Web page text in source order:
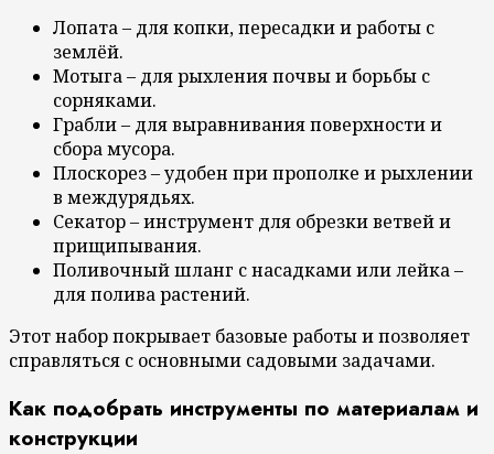
Лопата – для копки, пересадки и работы с
землёй.
Мотыга – для рыхления почвы и борьбы с
сорняками.
Грабли – для выравнивания поверхности и
сбора мусора.
Плоскорез – удобен при прополке и рыхлении
в междурядьях.
Секатор – инструмент для обрезки ветвей и
прищипывания.
Поливочный шланг с насадками или лейка –
для полива растений.
Этот набор покрывает базовые работы и позволяет
справляться с основными садовыми задачами.
Как подобрать инструменты по материалам и
конструкции